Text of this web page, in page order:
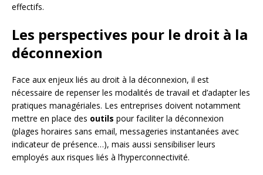
effectifs.
Les perspectives pour le droit à la
déconnexion
Face aux enjeux liés au droit à la déconnexion, il est
nécessaire de repenser les modalités de travail et d’adapter les
pratiques managériales. Les entreprises doivent notamment
mettre en place des outils pour faciliter la déconnexion
(plages horaires sans email, messageries instantanées avec
indicateur de présence…), mais aussi sensibiliser leurs
employés aux risques liés à l’hyperconnectivité.